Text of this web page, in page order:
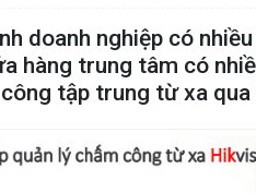
doanh nghiệp có
hàng trung tâm có
tập trung từ xa